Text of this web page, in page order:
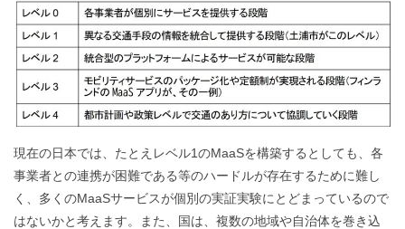
現在の日本では、たとえレベル1のMaaSを構築するとしても、各
事業者との連携が困難である等のハードルが存在するために難し
く、多くのMaaSサービスが個別の実証実験にとどまっているので
はないかと考えます。また、国は、複数の地域や自治体を巻き込